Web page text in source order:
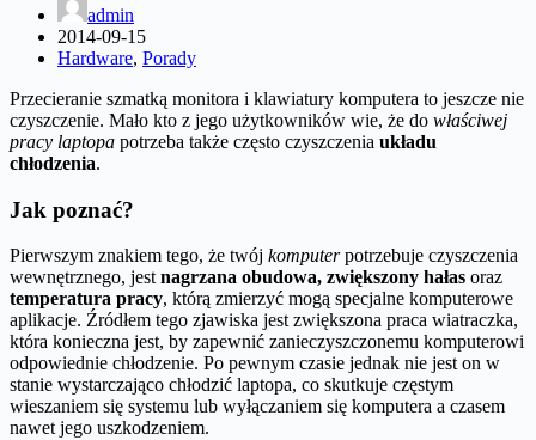
admin
2014-09-15
Hardware, Porady
Przecieranie szmatką monitora i klawiatury komputera to jeszcze nie
czyszczenie. Mało kto z jego użytkowników wie, że do właściwej
pracy laptopa potrzeba także często czyszczenia układu
chłodzenia.
Jak poznać?
Pierwszym znakiem tego, że twój komputerpotrzebuje czyszczenia
wewnętrznego, jest nagrzana obudowa, zwiększony hałas oraz
temperatura pracy, którą zmierzyć mogą specjalne komputerowe
aplikacje. Źródłem tego zjawiska jest zwiększona praca wiatraczka,
która konieczna jest, by zapewnić zanieczyszczonemu komputerowi
odpowiednie chłodzenie. Po pewnym czasie jednak nie jest on w
stanie wystarczająco chłodzić laptopa, co skutkuje częstym
wieszaniem się systemu lub wyłączaniem się komputera a czasem
nawet jego uszkodzeniem.